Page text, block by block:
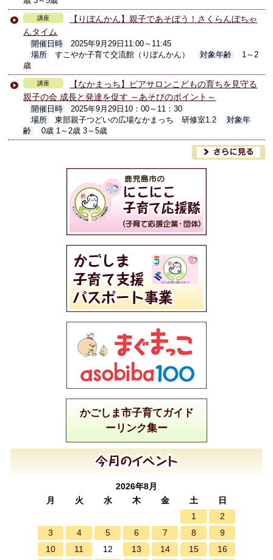
講座
【りぼんかん】親子であそぼう！さくらんぼちゃ
んタイム
開催日時
2025年9月29日11:00～11:45
場所
すこやか子育て交流館（りぼんかん） 対象年齢
1～2
歳
講座
【なかまっち】ピアサロンこどもの育ちを見守る
親子の会 成長と発達を促す ～あそびのポイント～
開催日時
2025年9月29日10：00～11：30
場所
東部親子つどいの広場なかまっち 研修室1.2
対象年
齢
0歳 1～2歳 3～5歳
かごしま市子育てガイド
ーリンク集ー
2026年8月
月
火 水 木 金 土
日
1
2
3
4 5 6 7 8
9
10
11 12 13 14 15
16